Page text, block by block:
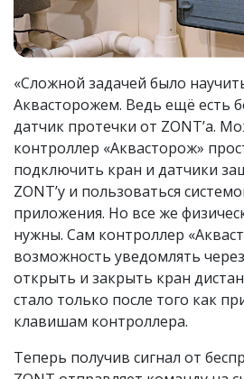
«Сложной задачей было
Аквасторожем. Ведь ещё есть
датчик протечки от ZONT’a.
контроллер «Аквасторож»
подключить кран и датчики
ZONT’у и пользоваться
приложения. Но все же
нужны. Сам контроллер
возможность уведомлять
открыть и закрыть кран
стало только после того как
клавишам контроллера.
Теперь получив сигнал от